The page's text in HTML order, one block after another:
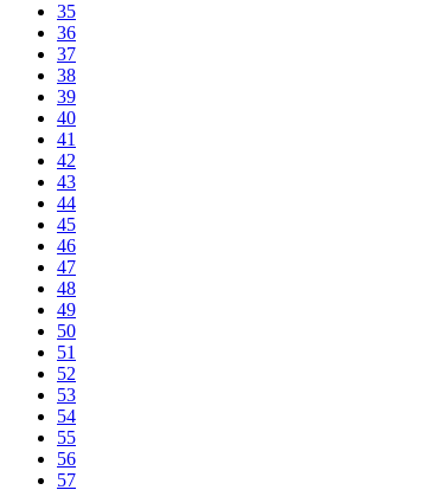
35
36
37
38
39
40
41
42
43
44
45
46
47
48
49
50
51
52
53
54
55
56
57